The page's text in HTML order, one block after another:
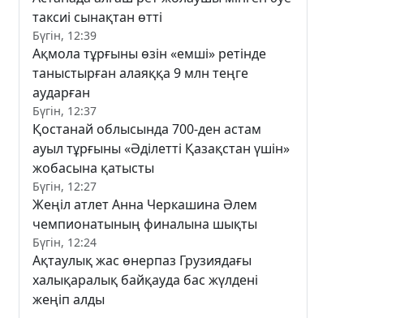
таксиі сынақтан өтті
Бүгін, 12:39
Ақмола тұрғыны өзін «емші» ретінде
таныстырған алаяққа 9 млн теңге
аударған
Бүгін, 12:37
Қостанай облысында 700-ден астам
ауыл тұрғыны «Әділетті Қазақстан үшін»
жобасына қатысты
Бүгін, 12:27
Жеңіл атлет Анна Черкашина Әлем
чемпионатының финалына шықты
Бүгін, 12:24
Ақтаулық жас өнерпаз Грузиядағы
халықаралық байқауда бас жүлдені
жеңіп алды